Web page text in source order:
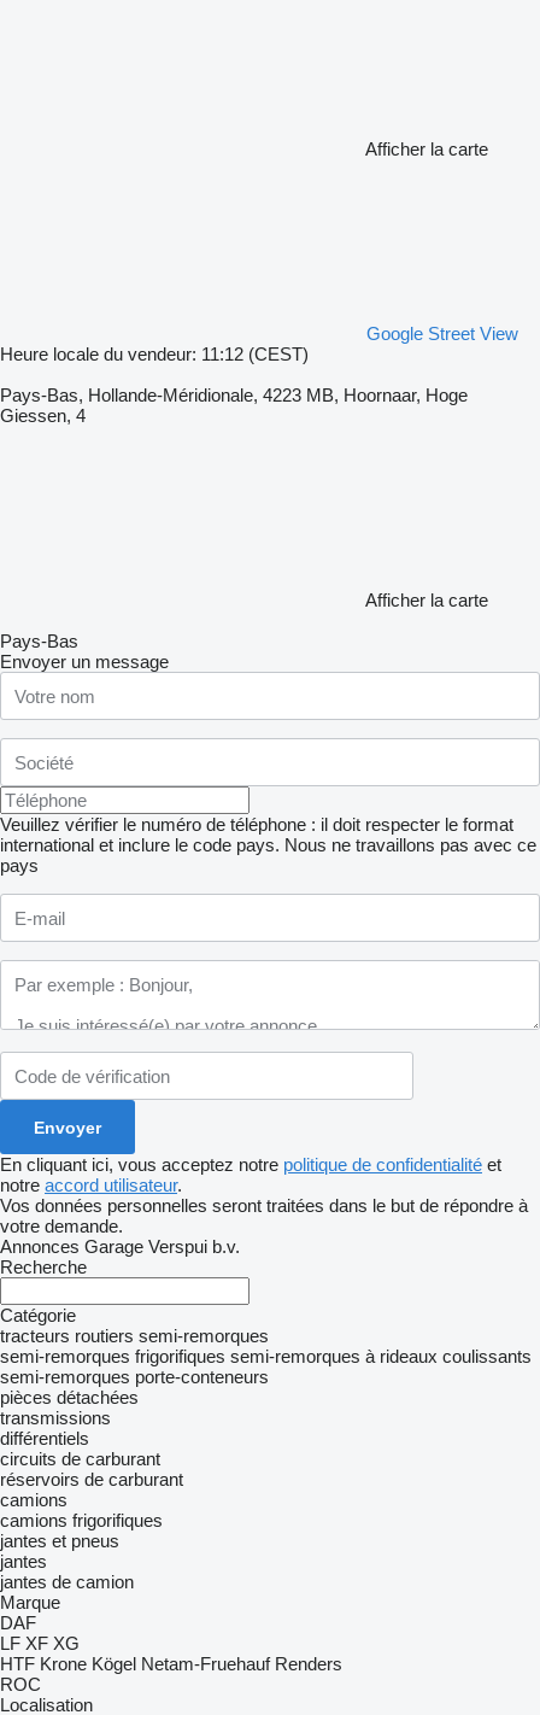
Afficher la carte
Google Street View
Heure locale du vendeur: 11:12 (CEST)
Pays-Bas, Hollande-Méridionale, 4223 MB, Hoornaar, Hoge
Giessen, 4
Afficher la carte
Pays-Bas
Envoyer un message
Veuillez vérifier le numéro de téléphone : il doit respecter le format
international et inclure le code pays. Nous ne travaillons pas avec ce
pays
En cliquant ici, vous acceptez notre politique de confidentialité et
notre accord utilisateur.
Vos données personnelles seront traitées dans le but de répondre à
votre demande.
Annonces Garage Verspui b.v.
Recherche
Catégorie
tracteurs routiers semi-remorques
semi-remorques frigorifiques semi-remorques à rideaux coulissants
semi-remorques porte-conteneurs
pièces détachées
transmissions
différentiels
circuits de carburant
réservoirs de carburant
camions
camions frigorifiques
jantes et pneus
jantes
jantes de camion
Marque
DAF
LF XF XG
HTF Krone Kögel Netam-Fruehauf Renders
ROC
Localisation